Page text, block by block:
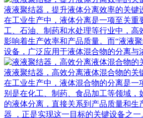
液液聚结器，提升液体分离效率的关键
在工业生产中，液体分离是一项至关重
工、石油、制药和水处理等行业中，高
影响着生产效率和产品质量。而“液液
设备，广泛应用于液体混合物的分离与
液液聚结器，高效分离液体混合物的关
在工业生产中，液体混合物的分离是一
别是在化工、制药、食品加工等领域，
的液体分离，直接关系到产品质量和生
器 ，正是实现这一目标的关键设备之一